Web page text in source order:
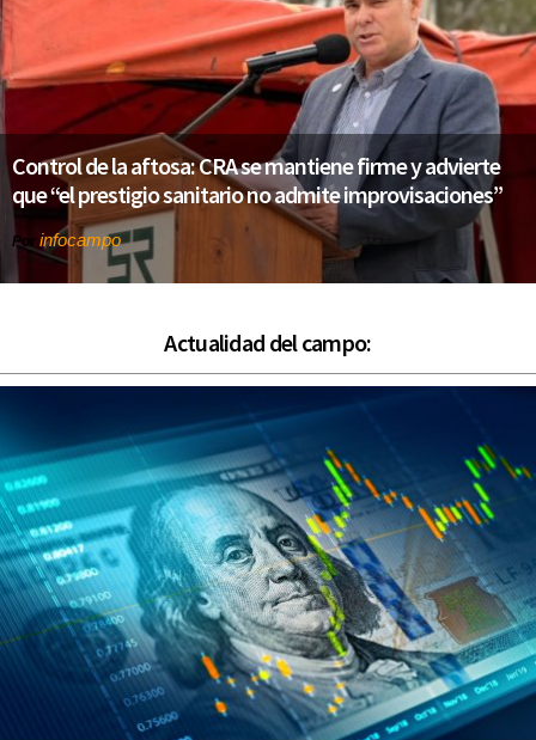
Control de la aftosa: CRA se mantiene firme y advierte
que “el prestigio sanitario no admite improvisaciones”
Por infocampo
Actualidad del campo: